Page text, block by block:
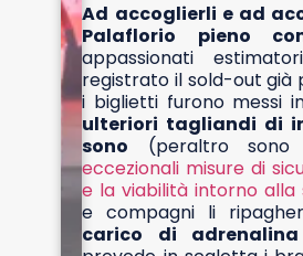
Ad accoglierli e ad
Palaflorio pieno
appassionati
registrato il sold-out già
i biglietti furono messi
ulteriori tagliandi di
sono (peraltro sono
eccezionali misure di
e la viabilità intorno
e compagni li
carico di